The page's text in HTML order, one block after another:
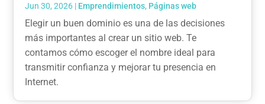
Jun 30, 2026 | Emprendimientos, Páginas web
Elegir un buen dominio es una de las decisiones
más importantes al crear un sitio web. Te
contamos cómo escoger el nombre ideal para
transmitir confianza y mejorar tu presencia en
Internet.